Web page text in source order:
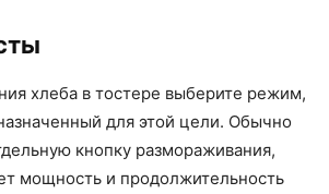
хлеба в тостере выберите режим,
для этой цели. Обычно
кнопку размораживания,
мощность и продолжительность